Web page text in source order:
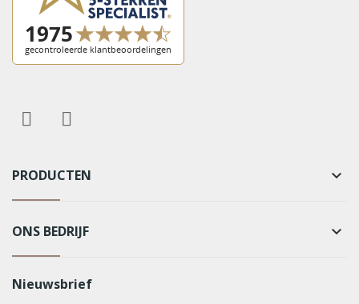
PRODUCTEN keyboard_arrow_down
ONS BEDRIJF keyboard_arrow_down
Nieuwsbrief